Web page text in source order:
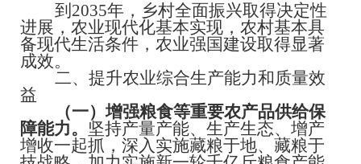
到 2035年，乡村全面振兴取得决定性
进展，农业现代化基本实现，农村基本具
备现代生活条件，农业强国建设取得显著
成效。
二、提升农业综合生产能力和质量效
益
（一）增强粮食等重要农产品供给保
障能力。 坚持产量产能、生产生态、增产
增收一起抓，深入实施藏粮于地、藏粮于